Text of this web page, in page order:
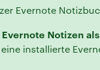
Evernote
Evernote Notizen
installierte